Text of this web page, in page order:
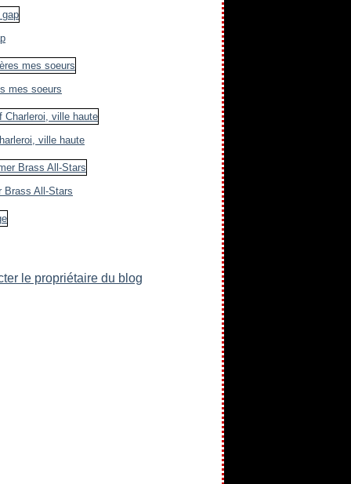
mes soeurs
ville haute
Brass All-Stars
le propriétaire du blog